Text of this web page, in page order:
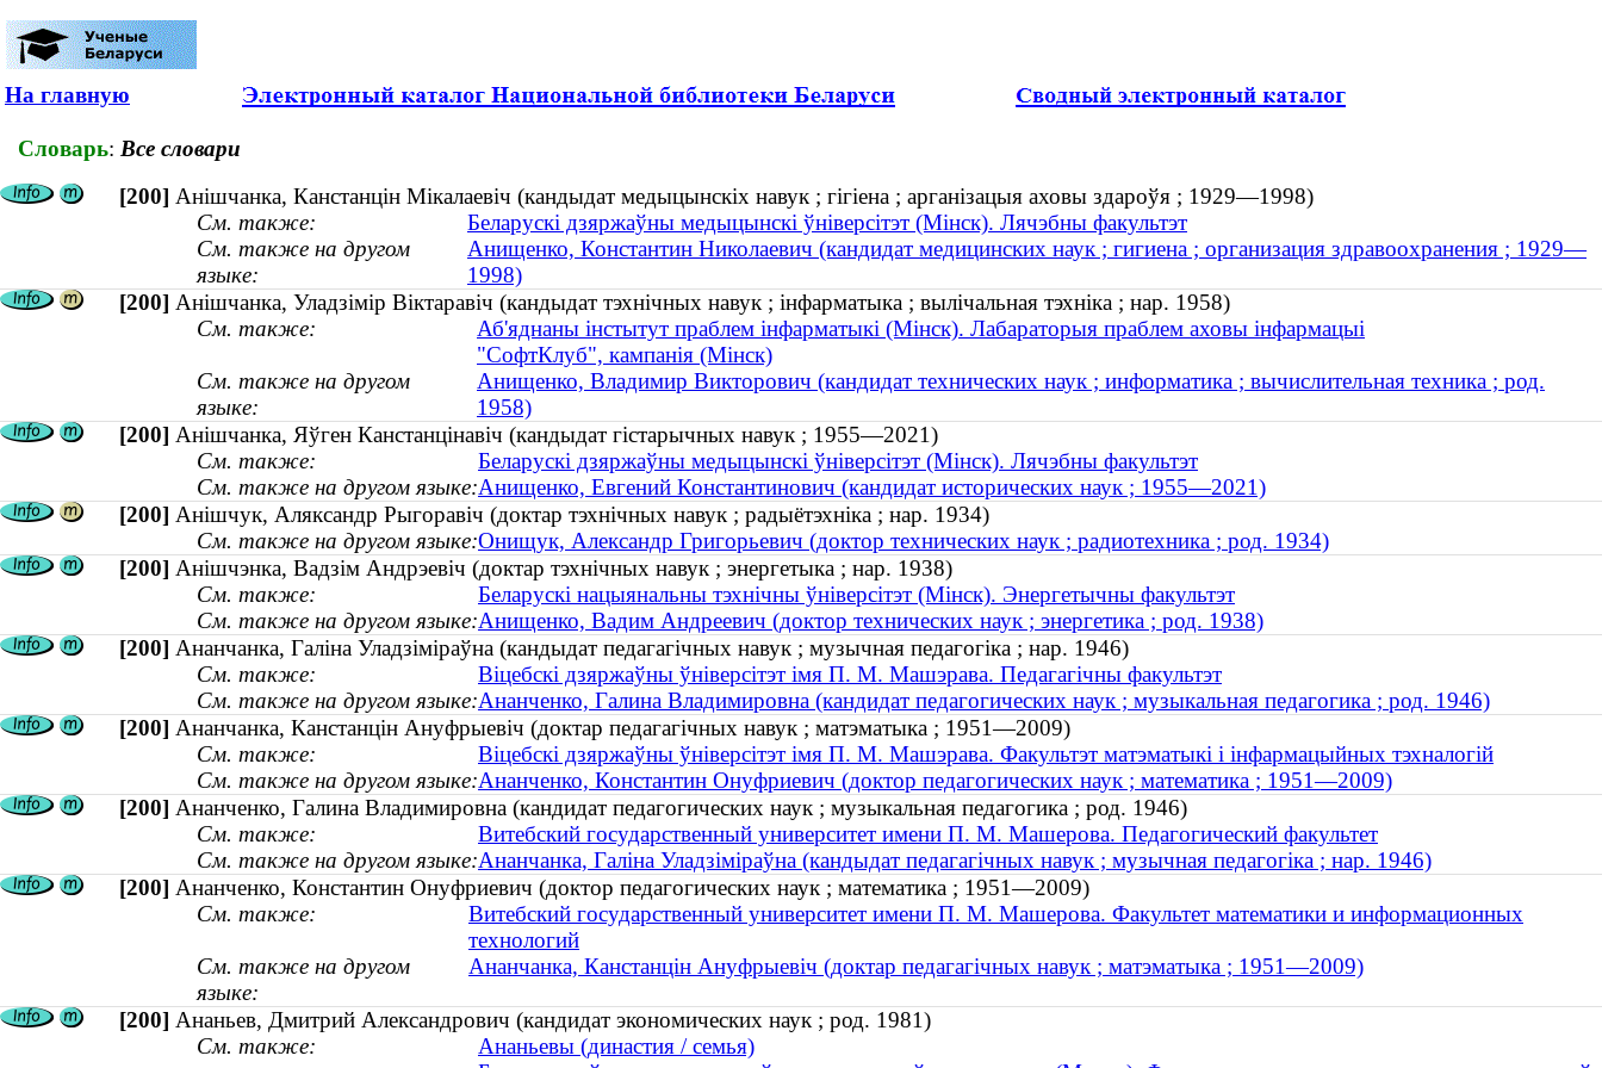
На главную
Словарь: Все словари
[200] Анішчанка, Канстанцін Мікалаевіч (кандыдат медыцынскіх навук ; гігіена ; арганізацыя аховы здароўя ; 1929—1998)
См. также:
Беларускі дзяржаўны медыцынскі ўніверсітэт (Мінск). Лячэбны факультэт
См. также на другом
языке:
Анищенко, Константин Николаевич (кандидат медицинских наук ; гигиена ; организация здравоохранения ; 1929—
1998)
[200] Анішчанка, Уладзімір Віктаравіч (кандыдат тэхнічных навук ; інфарматыка ; вылічальная тэхніка ; нар. 1958)
См. также:
Аб'яднаны інстытут праблем інфарматыкі (Мінск). Лабараторыя праблем аховы інфармацыі
"СофтКлуб", кампанія (Мінск)
См. также на другом
языке:
Анищенко, Владимир Викторович (кандидат технических наук ; информатика ; вычислительная техника ; род.
1958)
[200] Анішчанка, Яўген Канстанцінавіч (кандыдат гістарычных навук ; 1955—2021)
См. также:
Беларускі дзяржаўны медыцынскі ўніверсітэт (Мінск). Лячэбны факультэт
См. также на другом языке:Анищенко, Евгений Константинович (кандидат исторических наук ; 1955—2021)
[200] Анішчук, Аляксандр Рыгоравіч (доктар тэхнічных навук ; радыётэхніка ; нар. 1934)
См. также на другом языке:Онищук, Александр Григорьевич (доктор технических наук ; радиотехника ; род. 1934)
[200] Анішчэнка, Вадзім Андрэевіч (доктар тэхнічных навук ; энергетыка ; нар. 1938)
См. также:
Беларускі нацыянальны тэхнічны ўніверсітэт (Мінск). Энергетычны факультэт
См. также на другом языке:Анищенко, Вадим Андреевич (доктор технических наук ; энергетика ; род. 1938)
[200] Ананчанка, Галіна Уладзіміраўна (кандыдат педагагічных навук ; музычная педагогіка ; нар. 1946)
См. также:
Віцебскі дзяржаўны ўніверсітэт імя П. М. Машэрава. Педагагічны факультэт
См. также на другом языке:Ананченко, Галина Владимировна (кандидат педагогических наук ; музыкальная педагогика ; род. 1946)
[200] Ананчанка, Канстанцін Ануфрыевіч (доктар педагагічных навук ; матэматыка ; 1951—2009)
См. также:
Віцебскі дзяржаўны ўніверсітэт імя П. М. Машэрава. Факультэт матэматыкі і інфармацыйных тэхналогій
См. также на другом языке:Ананченко, Константин Онуфриевич (доктор педагогических наук ; математика ; 1951—2009)
[200] Ананченко, Галина Владимировна (кандидат педагогических наук ; музыкальная педагогика ; род. 1946)
См. также:
Витебский государственный университет имени П. М. Машерова. Педагогический факультет
См. также на другом языке:Ананчанка, Галіна Уладзіміраўна (кандыдат педагагічных навук ; музычная педагогіка ; нар. 1946)
[200] Ананченко, Константин Онуфриевич (доктор педагогических наук ; математика ; 1951—2009)
См. также:
Витебский государственный университет имени П. М. Машерова. Факультет математики и информационных
технологий
См. также на другом
языке:
Ананчанка, Канстанцін Ануфрыевіч (доктар педагагічных навук ; матэматыка ; 1951—2009)
[200] Ананьев, Дмитрий Александрович (кандидат экономических наук ; род. 1981)
См. также:
Ананьевы (династия / семья)